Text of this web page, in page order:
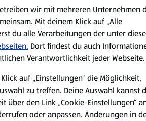
Datenschutzerklärung
Security Policy
wir mit mehreren Unternehmen
Mit deinem Klick auf „Alle
du alle Verarbeitungen der unter
Dort findest du auch
Verantwortlichkeit jeder Webseite.
auf „Einstellungen“ die Möglichkeit,
zu treffen. Deine Auswahl kannst
über den Link „Cookie-Einstellungen“
oder anpassen. Änderungen in